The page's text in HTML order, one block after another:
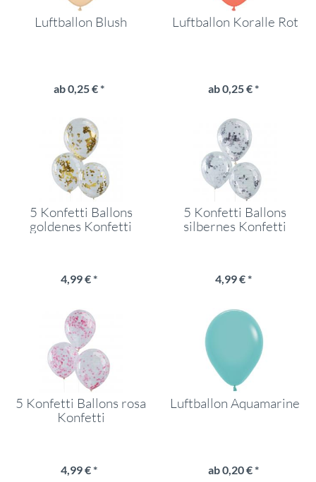
Luftballon Blush
ab 0,25 € *
Luftballon Koralle Rot
ab 0,25 € *
5 Konfetti Ballons
goldenes Konfetti
4,99 € *
5 Konfetti Ballons
silbernes Konfetti
4,99 € *
5 Konfetti Ballons rosa
Konfetti
4,99 € *
Luftballon Aquamarine
ab 0,20 € *